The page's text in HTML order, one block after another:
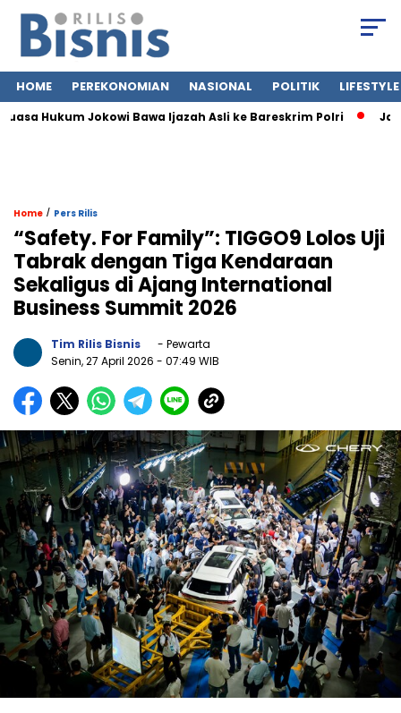
HOME PEREKONOMIAN NASIONAL POLITIK LIFESTYLE
Hukum Jokowi Bawa Ijazah Asli ke Bareskrim Polri Jasa
Home / Pers Rilis
“Safety. For Family”: TIGGO9 Lolos Uji
Tabrak dengan Tiga Kendaraan
Sekaligus di Ajang International
Business Summit 2026
Tim Rilis Bisnis
- Pewarta
Senin, 27 April 2026 - 07:49 WIB